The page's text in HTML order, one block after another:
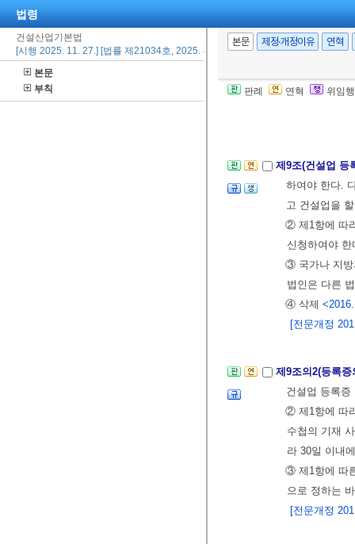
법령
건설산업기본법
[시행 2025. 11. 27.] [법률 제21034호, 2025. 8. 26., 일부개정]
본문
부칙
본문 제정·개정이유 연혁
판례 연혁 위임
제2장 건설업
제8조(건설업의
② 건설업의
제9조(건설업 등
하여야 한다.
고 건설업을
② 제1항에 따
신청하여야
③ 국가나 지방
법인은 다른
④ 삭제
[전문개정
제9조의2(등록
건설업 등록
② 제1항에 따
수첩의 기재
라 30일 이내
③ 제1항에 따
으로 정하는
[전문개정